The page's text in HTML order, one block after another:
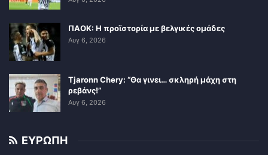
ΠΑΟΚ: Η προϊστορία με βελγικές ομάδες
Αυγ 6, 2026
Tjaronn Chery: “Θα γινει… σκληρή μάχη στη
ρεβάνς!”
Αυγ 6, 2026
ΕΥΡΩΠΗ